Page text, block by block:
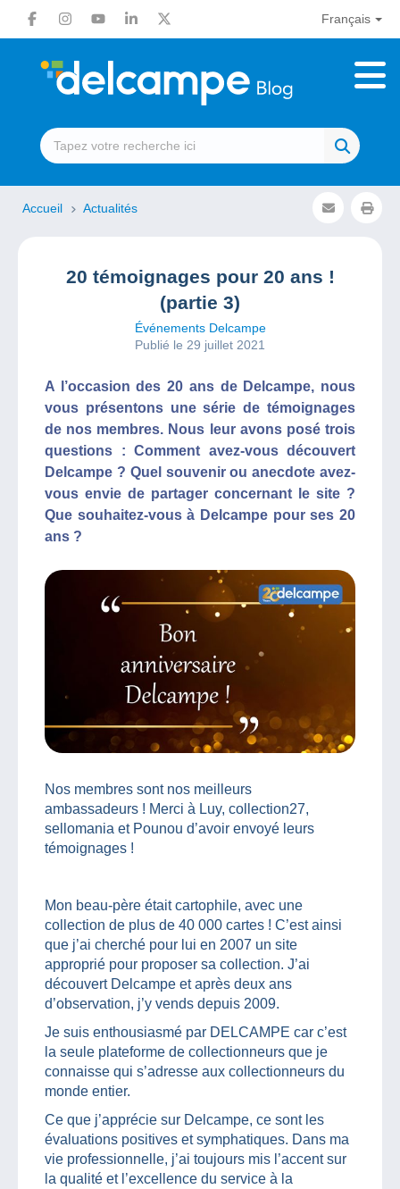
Français
Accueil Actualités
20 témoignages pour 20 ans !
(partie 3)
Événements Delcampe
Publié le 29 juillet 2021
A l’occasion des 20 ans de Delcampe, nous
vous présentons une série de témoignages
de nos membres. Nous leur avons posé trois
questions : Comment avez-vous découvert
Delcampe ? Quel souvenir ou anecdote avez-
vous envie de partager concernant le site ?
Que souhaitez-vous à Delcampe pour ses 20
ans ?
Nos membres sont nos meilleurs
ambassadeurs ! Merci à Luy, collection27,
sellomania et Pounou d’avoir envoyé leurs
témoignages !
Mon beau-père était cartophile, avec une
collection de plus de 40 000 cartes ! C’est ainsi
que j’ai cherché pour lui en 2007 un site
approprié pour proposer sa collection. J’ai
découvert Delcampe et après deux ans
d’observation, j’y vends depuis 2009.
Je suis enthousiasmé par DELCAMPE car c’est
la seule plateforme de collectionneurs que je
connaisse qui s’adresse aux collectionneurs du
monde entier.
Ce que j’apprécie sur Delcampe, ce sont les
évaluations positives et symphatiques. Dans ma
vie professionnelle, j’ai toujours mis l’accent sur
la qualité et l’excellence du service à la